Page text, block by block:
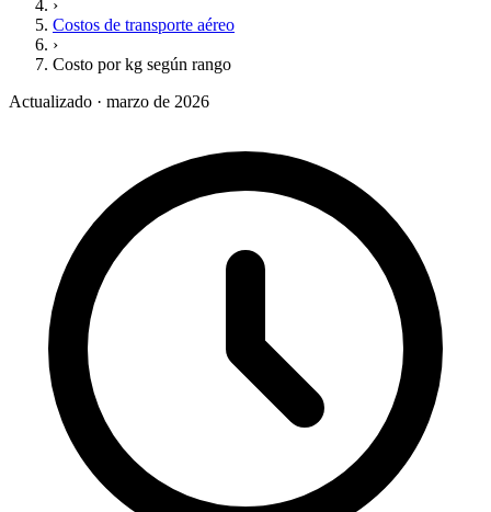
›
Costos de transporte aéreo
›
Costo por kg según rango
Actualizado · marzo de 2026